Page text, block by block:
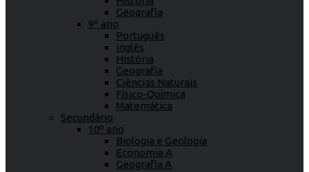
Geografia
9º ano
Português
Inglês
História
Geografia
Ciências Naturais
Físico-Química
Matemática
Secundário
10º ano
Biologia e Geologia
Economia A
Geografia A